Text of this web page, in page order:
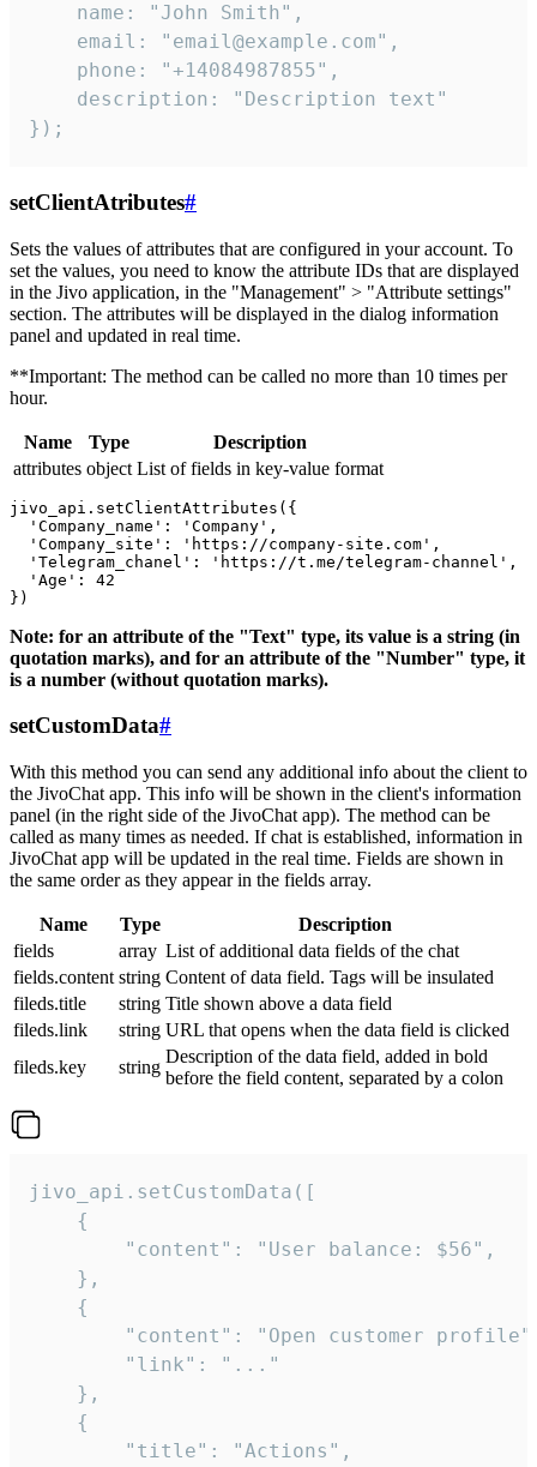
    name: "John Smith",
    email: "email@example.com",
    phone: "+14084987855",
    description: "Description text"
});
setClientAtributes#
Sets the values ​​of attributes that are configured in your account. To
set the values, you need to know the attribute IDs that are displayed
in the Jivo application, in the "Management" > "Attribute settings"
section. The attributes will be displayed in the dialog information
panel and updated in real time.
**Important: The method can be called no more than 10 times per
hour.
Name Type
Description
attributes object List of fields in key-value format
jivo_api.setClientAttributes({
  'Company_name': 'Company',
  'Company_site': 'https://company-site.com',
  'Telegram_chanel': 'https://t.me/telegram-channel',
  'Age': 42
Note: for an attribute of the "Text" type, its value is a string (in
quotation marks), and for an attribute of the "Number" type, it
is a number (without quotation marks).
setCustomData#
With this method you can send any additional info about the client to
the JivoChat app. This info will be shown in the client's information
panel (in the right side of the JivoChat app). The method can be
called as many times as needed. If chat is established, information in
JivoChat app will be updated in the real time. Fields are shown in
the same order as they appear in the fields array.
Name Type
Description
fields
array List of additional data fields of the chat
fields.content string Content of data field. Tags will be insulated
fileds.title
string Title shown above a data field
fileds.link
string URL that opens when the data field is clicked
fileds.key
string
Description of the data field, added in bold
before the field content, separated by a colon
jivo_api.setCustomData([
    {
        "content": "User balance: $56",
    },
    {
"content": "Open customer
        "link": "..."
    },
    {
        "title": "Actions",